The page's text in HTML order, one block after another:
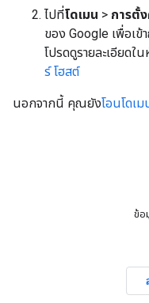
ไปที่โดเมน > การตั้
ของ Google เพื่อเข้
โปรดดูรายละเอียดใน
ร์ โฮสต์
นอกจากนี้ คุณยังโอนโดเม
ข้อ